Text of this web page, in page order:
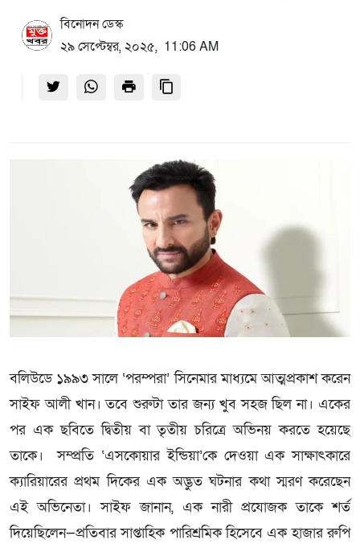
বিনোদন ডেস্ক
২৯ সেপ্টেম্বর, ২০২৫, 11:06 AM
বলিউডে ১৯৯৩ সালে ‘পরম্পরা’ সিনেমার মাধ্যমে আত্মপ্রকাশ করেন
সাইফ আলী খান। তবে শুরুটা তার জন্য খুব সহজ ছিল না। একের
পর এক ছবিতে দ্বিতীয় বা তৃতীয় চরিত্রে অভিনয় করতে হয়েছে
তাকে। সম্প্রতি ‘এসকোয়ার ইন্ডিয়া’কে দেওয়া এক সাক্ষাৎকারে
ক্যারিয়ারের প্রথম দিকের এক অদ্ভুত ঘটনার কথা স্মরণ করেছেন
এই অভিনেতা। সাইফ জানান, এক নারী প্রযোজক তাকে শর্ত
দিয়েছিলেন—প্রতিবার সাপ্তাহিক পারিশ্রমিক হিসেবে এক হাজার রুপি